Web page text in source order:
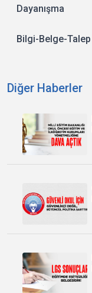
Dayanışma
Bilgi-Belge-Talep
Diğer Haberler